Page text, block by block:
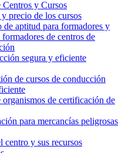
Centros y Cursos
precio de los cursos
de aptitud para formadores y
de centros de
segura y eficiente
de cursos de conducción
organismos de certificación de
para mercancías peligrosas
centro y sus recursos